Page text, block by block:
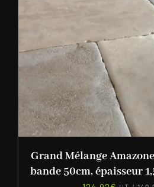
Grand Mélange
bande 50cm, épaisseur